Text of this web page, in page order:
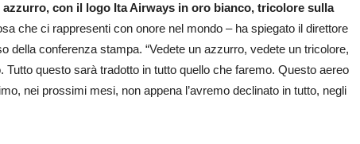
con il logo Ita Airways in oro bianco, tricolore sulla
che ci rappresenti con onore nel mondo – ha spiegato il direttore
della conferenza stampa. “Vedete un azzurro, vedete un tricolore,
Tutto questo sarà tradotto in tutto quello che faremo. Questo aereo
nei prossimi mesi, non appena l’avremo declinato in tutto, negli